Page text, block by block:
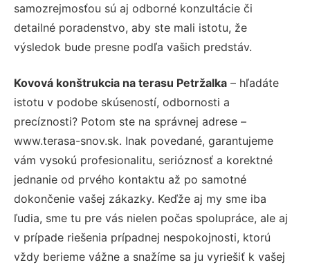
samozrejmosťou sú aj odborné konzultácie či
detailné poradenstvo, aby ste mali istotu, že
výsledok bude presne podľa vašich predstáv.
Kovová konštrukcia na terasu Petržalka – hľadáte
istotu v podobe skúseností, odbornosti a
precíznosti? Potom ste na správnej adrese –
www.terasa-snov.sk. Inak povedané, garantujeme
vám vysokú profesionalitu, serióznosť a korektné
jednanie od prvého kontaktu až po samotné
dokončenie vašej zákazky. Keďže aj my sme iba
ľudia, sme tu pre vás nielen počas spolupráce, ale aj
v prípade riešenia prípadnej nespokojnosti, ktorú
vždy berieme vážne a snažíme sa ju vyriešiť k vašej